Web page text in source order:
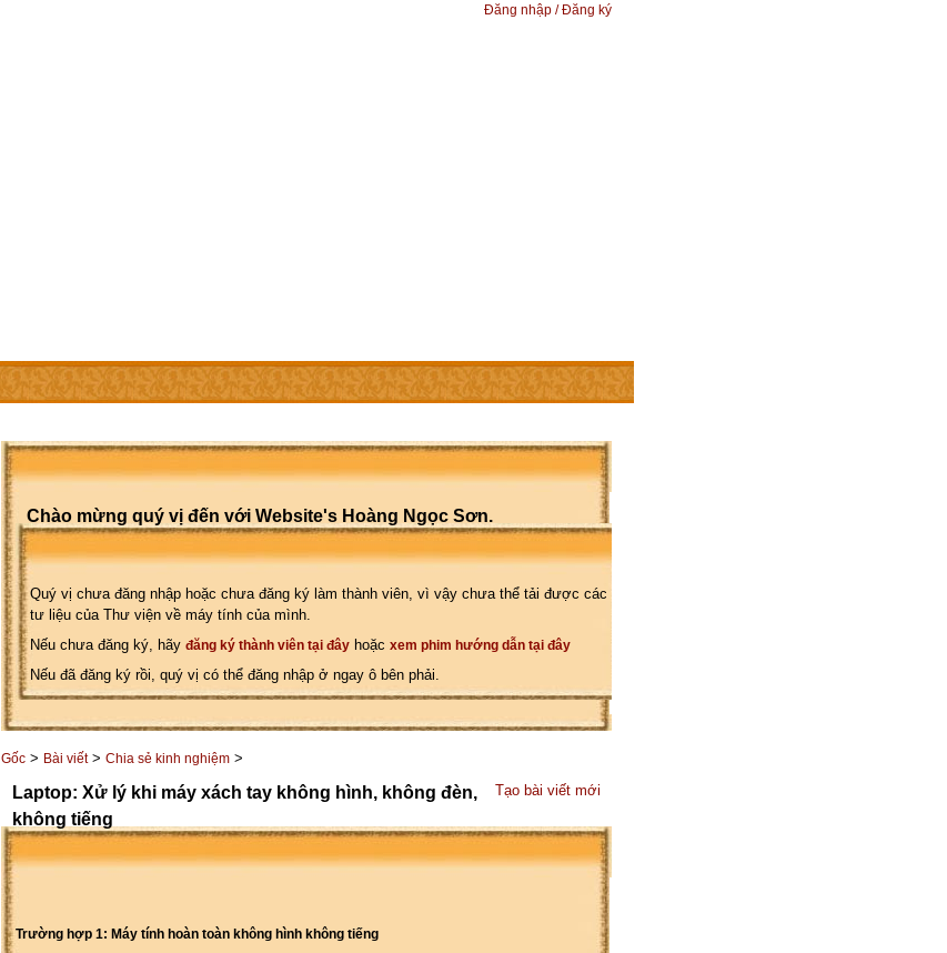
Đăng nhập / Đăng ký
TRỢ GIÚP WEBSITE LIÊN KẾT
Chào mừng quý vị đến với Website's Hoàng Ngọc Sơn.
Quý vị chưa đăng nhập hoặc chưa đăng ký làm thành viên, vì vậy chưa thể tải được các
tư liệu của Thư viện về máy tính của mình.
Nếu chưa đăng ký, hãy đăng ký thành viên tại đây hoặc xem phim hướng dẫn tại đây
Nếu đã đăng ký rồi, quý vị có thể đăng nhập ở ngay ô bên phải.
Gốc > Bài viết> Chia sẻ kinh nghiệm >
Tạo bài viết mới
Laptop: Xử lý khi máy xách tay không hình, không đèn,
không tiếng
Trường hợp 1: Máy tính hoàn toàn không hình không tiếng